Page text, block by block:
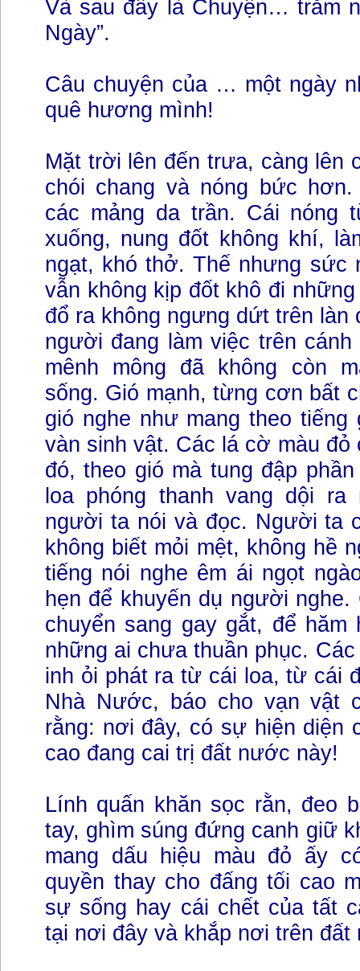
Và sau đây là Chuyện… trăm
Ngày”.
Câu chuyện của … một ngày
quê hương mình!
Mặt trời lên đến trưa, càng lên
chói chang và nóng bức
các mảng da trần. Cái nóng
xuống, nung đốt không khí,
ngạt, khó thở. Thế nhưng sức
vẫn không kịp đốt khô đi
đổ ra không ngưng dứt trên làn
người đang làm việc trên cánh
mênh mông đã không còn
sống. Gió mạnh, từng cơn bất
gió nghe như mang theo tiếng
vàn sinh vật. Các lá cờ màu đỏ
đó, theo gió mà tung đập
loa phóng thanh vang dội
người ta nói và đọc. Người ta
không biết mỏi mệt, không hề
tiếng nói nghe êm ái ngọt
hẹn để khuyến dụ người
chuyển sang gay gắt, để
những ai chưa thuần phục.
inh ỏi phát ra từ cái loa, từ cái
Nhà Nước, báo cho vạn vật
rằng: nơi đây, có sự hiện diện
cao đang cai trị đất nước này!
Lính quấn khăn sọc rằn, đeo
tay, ghìm súng đứng canh giữ
mang dấu hiệu màu đỏ ấy
quyền thay cho đấng tối cao
sự sống hay cái chết của tất
tại nơi đây và khắp nơi trên đất